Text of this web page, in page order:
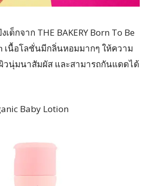
ด็กจาก THE BAKERY Born To Be
เนื้อโลชั่นมีกลิ่นหอมมากๆ ให้ความ
นุ่มนาสัมผัส และสามารถกันแดดได้
Baby Lotion